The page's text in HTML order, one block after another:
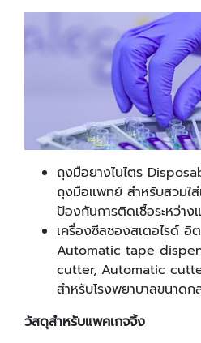
ถุงมือยางไนไตร
ถุงมือแพทย์ สำหรับสวมใ
ป้องกันการติดเชื้อระหว่า
เครื่องซีลซองสเตอไรด์ อิ
Automatic tape
cutter, Automatic
สำหรับโรงพยาบาลขนาด
วัสดุสำหรับแพคเกจจิ้ง